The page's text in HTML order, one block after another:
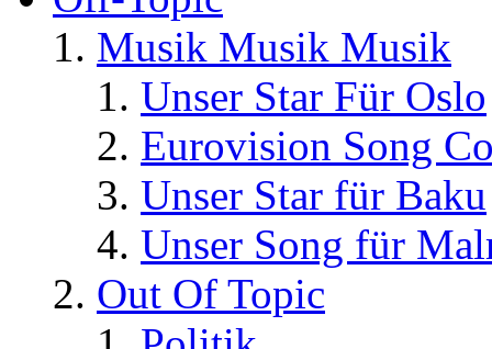
Musik Musik Musik
Unser Star Für Oslo
Eurovision Song
Unser Star für Baku
Unser Song für
Out Of Topic